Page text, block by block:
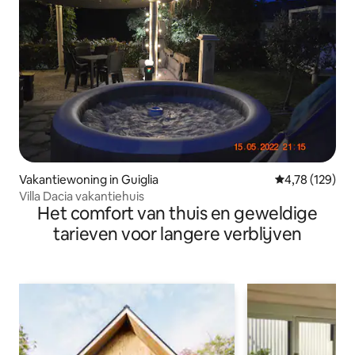
Vakantiewoning in Guiglia Gemiddelde
4,78 (129)
Villa Dacia vakantiehuis
Het comfort van thuis en geweldige
tarieven voor langere verblijven